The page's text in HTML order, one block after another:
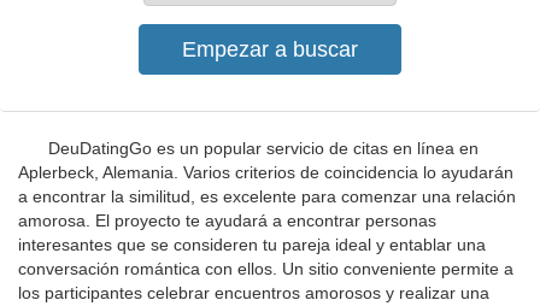
DeuDatingGo es un popular servicio de citas en línea en
Aplerbeck, Alemania. Varios criterios de coincidencia lo ayudarán
a encontrar la similitud, es excelente para comenzar una relación
amorosa. El proyecto te ayudará a encontrar personas
interesantes que se consideren tu pareja ideal y entablar una
conversación romántica con ellos. Un sitio conveniente permite a
los participantes celebrar encuentros amorosos y realizar una